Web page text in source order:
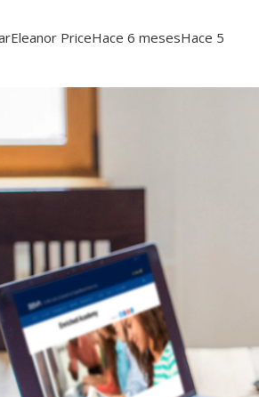
Eleanor PriceHace 6 mesesHace 5